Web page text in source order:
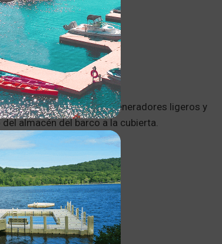
y ligero. Los generadores ligeros y
almacén del barco a la cubierta.